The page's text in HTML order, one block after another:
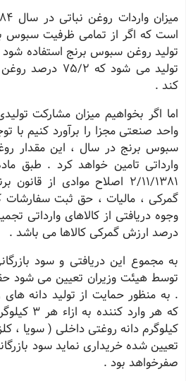
است که اگر از تمامی ظرفیت سبوس
تولید می شود که
کند .
اما اگر بخواهیم میزان مشارکت
2/11/1381 اصلاح موادی از
گمرکی ، مالیات ، حق ثبت سفارشات
درصد ارزش گمرکی کالاها می باشد .
به مجموع این دریافتی و سود
توسط هیئت وزیران تعیین می شود
. به منظور حمایت از تولید دانه
که هر
کیلوگرم دانه روغتی داخلی ( سویا ،
تعیین شده خریداری نماید سود
صفرخواهد بود .